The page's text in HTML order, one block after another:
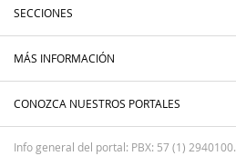
SECCIONES
MÁS INFORMACIÓN
CONOZCA NUESTROS PORTALES
Info general del portal: PBX: 57 (1) 2940100.